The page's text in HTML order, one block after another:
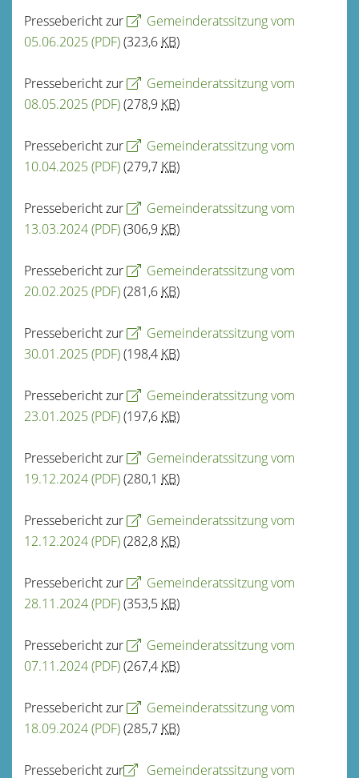
Pressebericht zur
Gemeinderatssitzung vom
05.06.2025 (PDF)(323,6 KB)
Pressebericht zur
Gemeinderatssitzung vom
08.05.2025 (PDF)(278,9 KB)
Pressebericht zur
Gemeinderatssitzung vom
10.04.2025 (PDF)(279,7 KB)
Pressebericht zur
Gemeinderatssitzung vom
13.03.2024(PDF)(306,9 KB)
Pressebericht zur
Gemeinderatssitzung vom
20.02.2025 (PDF)(281,6 KB)
Pressebericht zur
Gemeinderatssitzung vom
30.01.2025 (PDF)(198,4 KB)
Pressebericht zur
Gemeinderatssitzung vom
23.01.2025 (PDF)(197,6 KB)
Pressebericht zur
Gemeinderatssitzung vom
19.12.2024(PDF)(280,1 KB)
Pressebericht zur
Gemeinderatssitzung vom
12.12.2024(PDF)(282,8 KB)
Pressebericht zur
Gemeinderatssitzung vom
28.11.2024(PDF)(353,5 KB)
Pressebericht zur
Gemeinderatssitzung vom
07.11.2024(PDF)(267,4 KB)
Pressebericht zur
Gemeinderatssitzung vom
18.09.2024(PDF)(285,7 KB)
Pressebericht zur Gemeinderatssitzung vom